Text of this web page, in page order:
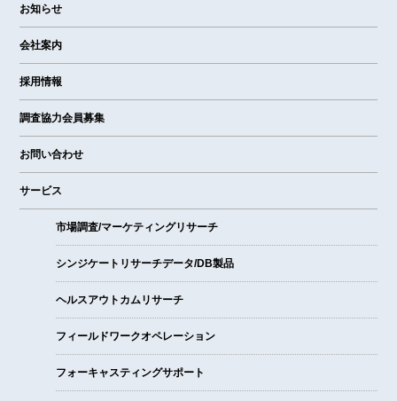
お知らせ
会社案内
採用情報
調査協力会員募集
お問い合わせ
サービス
市場調査/マーケティングリサーチ
シンジケートリサーチデータ/DB製品
ヘルスアウトカムリサーチ
フィールドワークオペレーション
フォーキャスティングサポート